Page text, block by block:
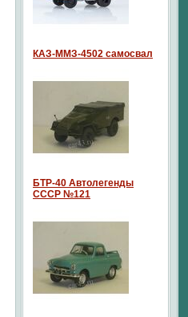
КАЗ-ММЗ-4502 самосвал
БТР-40 Автолегенды
СССР №121